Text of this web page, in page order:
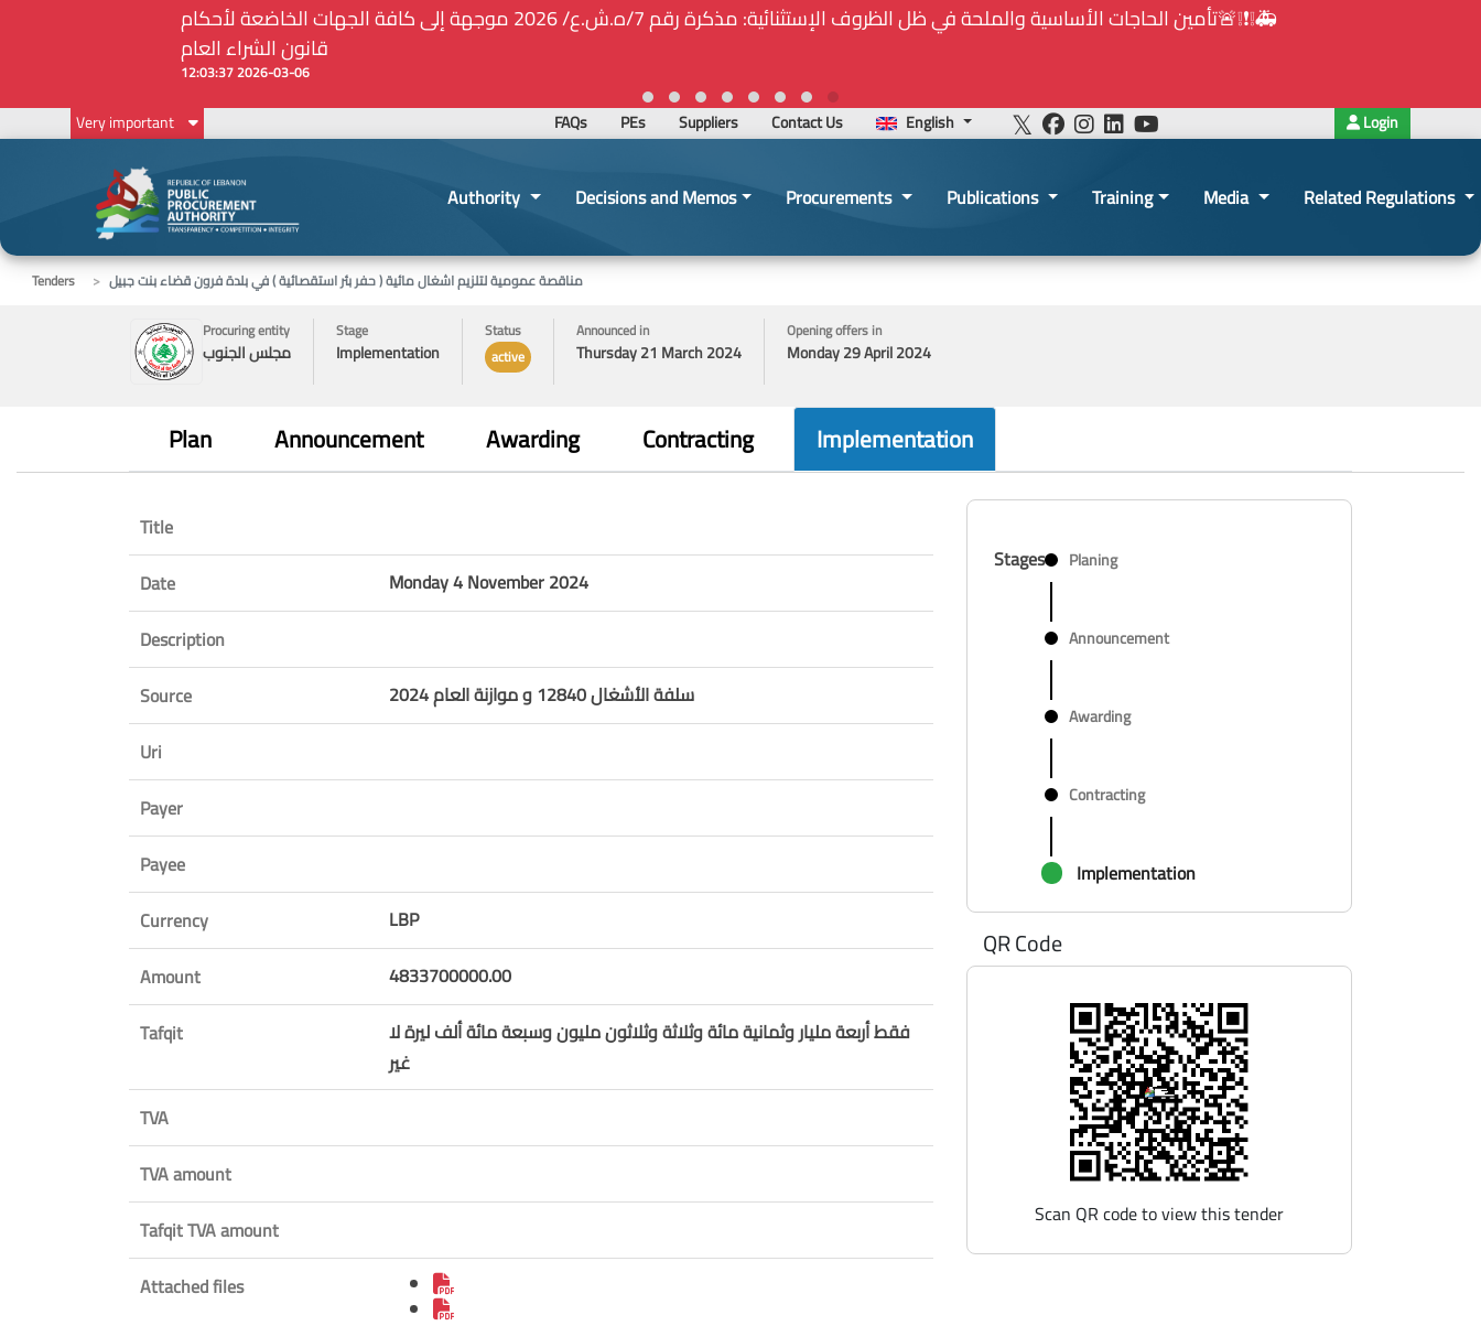
⚠️... ويكون النشر إلزامياً على المنصة الإلكترونيّة المركزيّة لدى هيئة الشراء العام... الخ. (المادة 109 : الشفافية)
Very important FAQs PEs Suppliers Contact Us English Login
Authority Decisions and Memos Procurements Publications Training Media Related Regulations
Tenders
مناقصة عمومية لتلزيم اشغال مائية ( حفر بئر استقصائية ) في بلدة فرون قضاء بنت جبيل
Procuring entity
مجلس الجنوب
Stage
Implementation
Status
active
Announced in
Thursday 21 March 2024
Opening offers in
Monday 29 April 2024
Plan Announcement Awarding Contracting Implementation
Title
Date
Monday 4 November 2024
Description
Source
سلفة الأشغال 12840 و موازنة العام 2024
Uri
Payer
Payee
Currency
LBP
Amount
4833700000.00
Tafqit
فقط أربعة مليار وثمانية مائة وثلاثة وثلاثون مليون وسبعة مائة ألف ليرة لا
غير
TVA
TVA amount
Tafqit TVA amount
Attached files
Stages Planing
Announcement
Awarding
Contracting
Implementation
QR Code
Scan QR code to view this tender